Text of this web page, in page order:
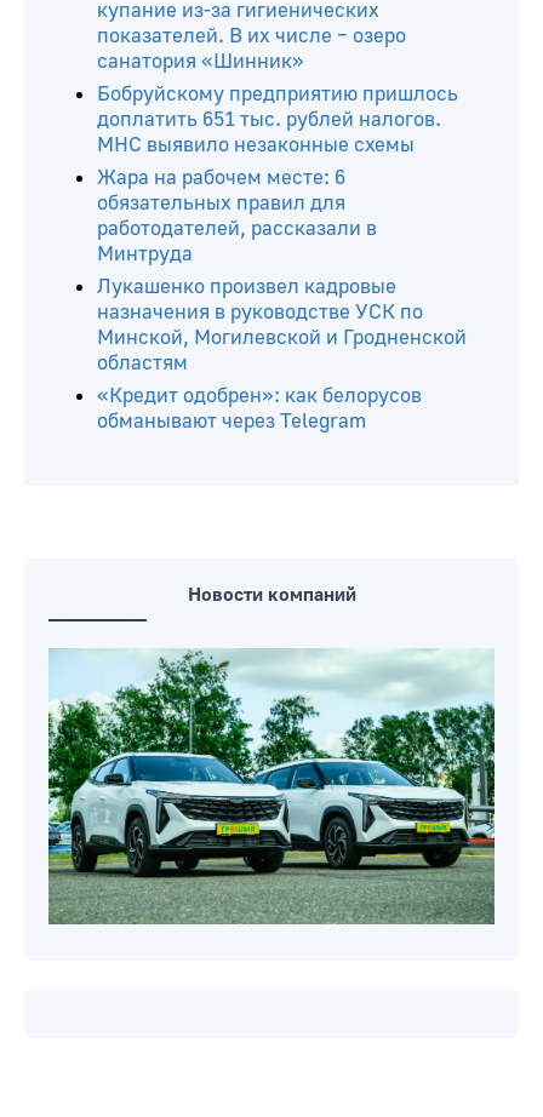
купание из-за гигиенических
показателей. В их числе – озеро
санатория «Шинник»
Бобруйскому предприятию пришлось
доплатить 651 тыс. рублей налогов.
МНС выявило незаконные схемы
Жара на рабочем месте: 6
обязательных правил для
работодателей, рассказали в
Минтруда
Лукашенко произвел кадровые
назначения в руководстве УСК по
Минской, Могилевской и Гродненской
областям
«Кредит одобрен»: как белорусов
обманывают через Telegram
Новости компаний